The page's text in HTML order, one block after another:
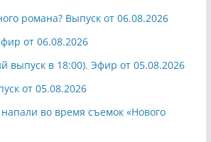
романа? Выпуск от 06.08.2026
от 06.08.2026
выпуск в 18:00). Эфир от 05.08.2026
от 05.08.2026
во время съемок «Нового